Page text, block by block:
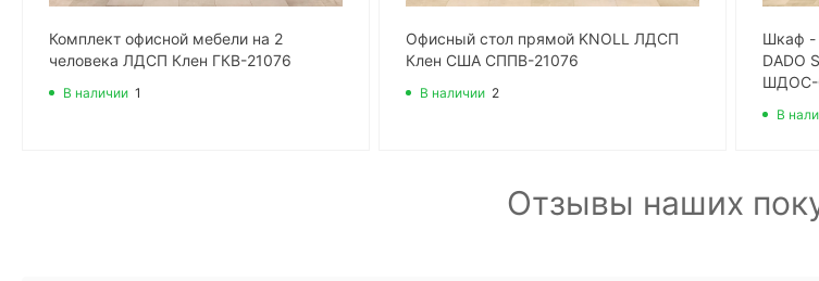
Комплект офисной мебели на 2
человека ЛДСП Клен ГКВ-21076
В наличии 1
Офисный стол прямой KNOLL ЛДСП
Клен США СППВ-21076
В наличии 2
Шкаф -
DADO
ШДОС-
В
Отзывы наших